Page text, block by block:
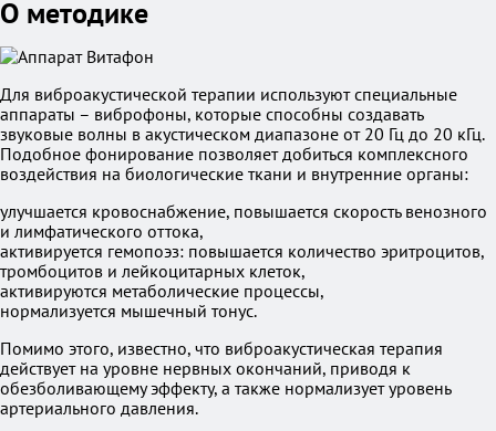
О методике
Для виброакустической терапии используют специальные
аппараты – виброфоны, которые способны создавать
звуковые волны в акустическом диапазоне от 20 Гц до 20 кГц.
Подобное фонирование позволяет добиться комплексного
воздействия на биологические ткани и внутренние органы:
улучшается кровоснабжение, повышается скорость венозного
и лимфатического оттока,
активируется гемопоэз: повышается количество эритроцитов,
тромбоцитов и лейкоцитарных клеток,
активируются метаболические процессы,
нормализуется мышечный тонус.
Помимо этого, известно, что виброакустическая терапия
действует на уровне нервных окончаний, приводя к
обезболивающему эффекту, а также нормализует уровень
артериального давления.